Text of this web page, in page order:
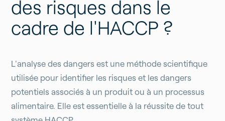
des risques dans le
cadre de l'HACCP ?
L'analyse des dangers est une méthode scientifique
utilisée pour identifier les risques et les dangers
potentiels associés à un produit ou à un processus
alimentaire. Elle est essentielle à la réussite de tout